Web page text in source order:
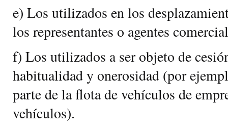
e) Los utilizados en los
los representantes o agentes
f) Los utilizados a ser objeto de
habitualidad y onerosidad (por
parte de la flota de vehículos de
vehículos).